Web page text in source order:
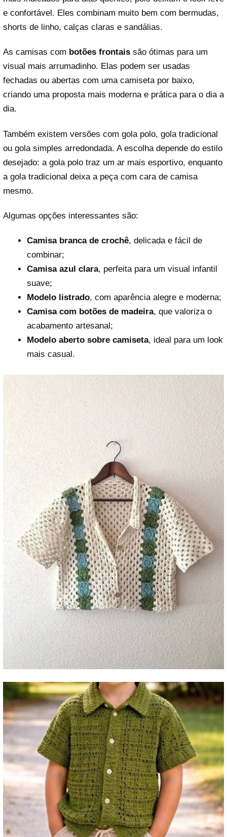
e confortável. Eles combinam muito bem com bermudas,
shorts de linho, calças claras e sandálias.
As camisas com botões frontais são ótimas para um
visual mais arrumadinho. Elas podem ser usadas
fechadas ou abertas com uma camiseta por baixo,
criando uma proposta mais moderna e prática para o dia a
dia.
Também existem versões com gola polo, gola tradicional
ou gola simples arredondada. A escolha depende do estilo
desejado: a gola polo traz um ar mais esportivo, enquanto
a gola tradicional deixa a peça com cara de camisa
mesmo.
Algumas opções interessantes são:
Camisa branca de crochê, delicada e fácil de
combinar;
Camisa azul clara, perfeita para um visual infantil
suave;
Modelo listrado, com aparência alegre e moderna;
Camisa com botões de madeira, que valoriza o
acabamento artesanal;
Modelo aberto sobre camiseta, ideal para um look
mais casual.